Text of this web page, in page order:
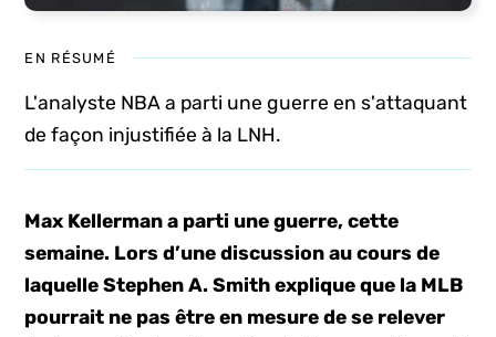
EN RÉSUMÉ
L'analyste NBA a parti une guerre en s'attaquant
de façon injustifiée à la LNH.
Max Kellerman a parti une guerre, cette
semaine. Lors d’une discussion au cours de
laquelle Stephen A. Smith explique que la MLB
pourrait ne pas être en mesure de se relever